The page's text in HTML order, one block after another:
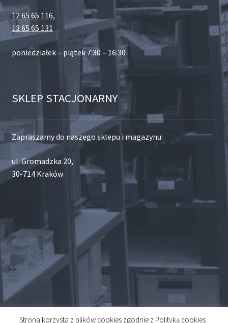
12 65 65 116,
12 65 65 131
poniedziałek – piątek 7:30 – 16:30
SKLEP STACJONARNY
Zapraszamy do naszego sklepu i magazynu:
ul. Gromadzka 20,
30-714 Kraków
Strona korzysta z plików cookies zgodnie z Polityką cookies .